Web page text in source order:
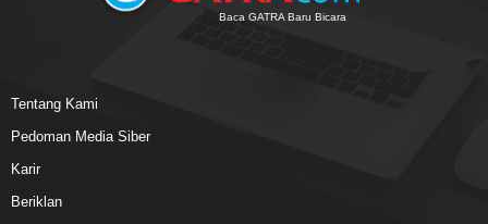
Baca GATRA Baru Bicara
Tentang Kami
Pedoman Media Siber
Karir
Beriklan